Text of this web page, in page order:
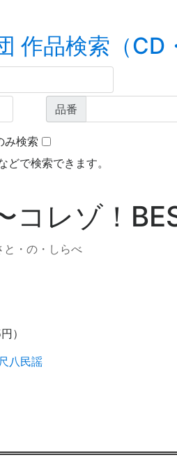
作品検索（CD
品番
み検索
どで検索できます。
コレゾ！
と・の・しらべ
）
尺八民謡